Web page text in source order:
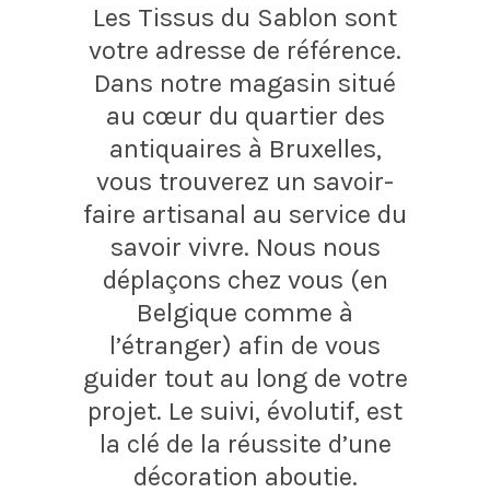
Les Tissus du Sablon sont
votre adresse de référence.
Dans notre magasin situé
au cœur du quartier des
antiquaires à Bruxelles,
vous trouverez un savoir-
faire artisanal au service du
savoir vivre. Nous nous
déplaçons chez vous (en
Belgique comme à
l’étranger) afin de vous
guider tout au long de votre
projet. Le suivi, évolutif, est
la clé de la réussite d’une
décoration aboutie.